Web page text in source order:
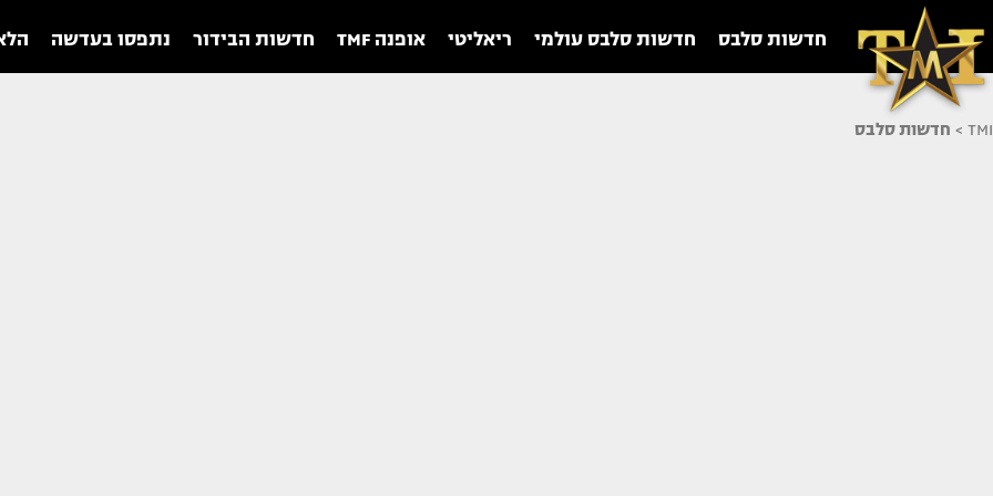
חדשות סלבס חדשות סלבס עולמי ריאליטי אופנה TMF חדשות הבידור נתפסו בעדשה
TMI
> חדשות סלבס